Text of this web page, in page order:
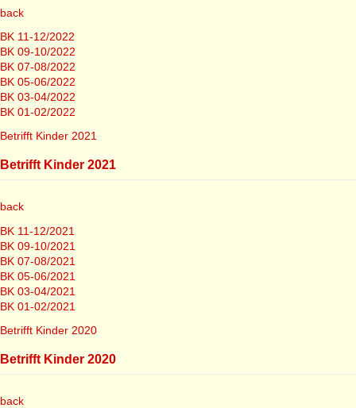
back
BK 11-12/2022
BK 09-10/2022
BK 07-08/2022
BK 05-06/2022
BK 03-04/2022
BK 01-02/2022
Betrifft Kinder 2021
Betrifft Kinder 2021
back
BK 11-12/2021
BK 09-10/2021
BK 07-08/2021
BK 05-06/2021
BK 03-04/2021
BK 01-02/2021
Betrifft Kinder 2020
Betrifft Kinder 2020
back